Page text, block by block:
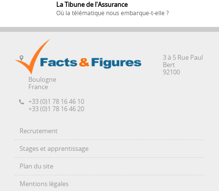
La Tibune de l'Assurance
Où la télématique nous embarque-t-elle ?
3 à 5 Rue Paul
Bert
92100
Boulogne
France
+33 (0)1 78 16 46 10
+33 (0)1 78 16 46 20
Recrutement
Stages et apprentissage
Plan du site
Mentions légales